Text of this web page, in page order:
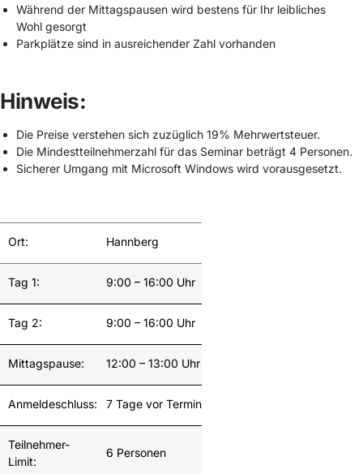
Während der Mittagspausen wird bestens für Ihr leibliches
Wohl gesorgt
Parkplätze sind in ausreichender Zahl vorhanden
Hinweis:
Die Preise verstehen sich zuzüglich 19% Mehrwertsteuer.
Die Mindestteilnehmerzahl für das Seminar beträgt 4 Personen.
Sicherer Umgang mit Microsoft Windows wird vorausgesetzt.
Ort: Hannberg
Tag 1: 9:00 – 16:00 Uhr
Tag 2: 9:00 – 16:00 Uhr
Mittagspause: 12:00 – 13:00 Uhr
Anmeldeschluss: 7 Tage vor Termin
Teilnehmer-
Limit:
6 Personen